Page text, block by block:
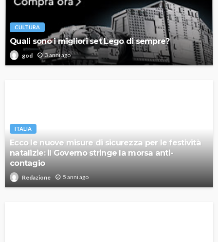
CULTURA
Quali sono i migliori set Lego di sempre?
god 3 anni ago
ITALIA
Ecco le nuove misure di sicurezza per le festività
natalizie: il Governo stringe la morsa anti-
contagio
Redazione 5 anni ago